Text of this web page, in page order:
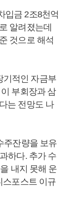
입금 2조8천억
알려졌는데
것으로 해석
기적인 자금부
부회장과 삼
는 전망도 나
주잔량을 보유
하다. 추가 수
내지 못해 운
스포스트 이규